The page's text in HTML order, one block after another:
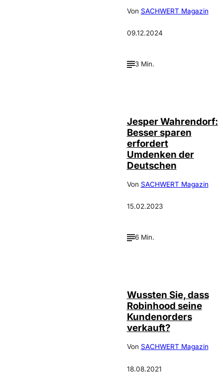
Von SACHWERT Magazin
09.12.2024
3 Min.
Jesper Wahrendorf:
Besser sparen
erfordert
Umdenken der
Deutschen
Von SACHWERT Magazin
15.02.2023
6 Min.
Wussten Sie, dass
Robinhood seine
Kundenorders
verkauft?
Von SACHWERT Magazin
18.08.2021